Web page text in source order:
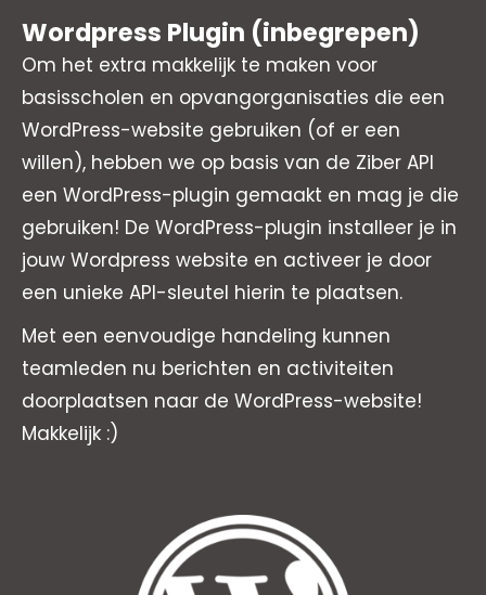
Wordpress Plugin (inbegrepen)
Om het extra makkelijk te maken voor
basisscholen en opvangorganisaties die een
WordPress-website gebruiken (of er een
willen), hebben we op basis van de Ziber API
een WordPress-plugin gemaakt en mag je die
gebruiken! De WordPress-plugin installeer je in
jouw Wordpress website en activeer je door
een unieke API-sleutel hierin te plaatsen.
Met een eenvoudige handeling kunnen
teamleden nu berichten en activiteiten
doorplaatsen naar de WordPress-website!
Makkelijk :)